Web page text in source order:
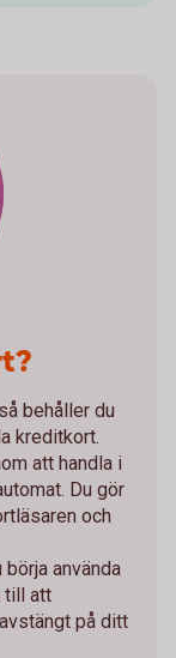
behåller du
kreditkort.
att handla i
Du gör
och
använda
till att
på ditt